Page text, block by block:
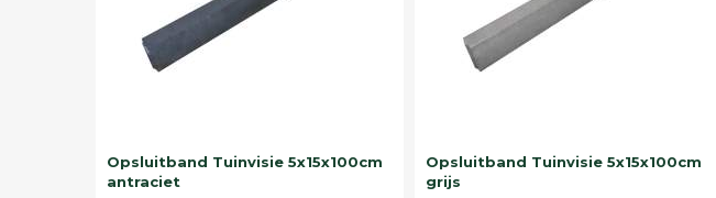
Opsluitband Tuinvisie 5x15x100cm
antraciet
Opsluitband Tuinvisie 5x15x100cm
grijs